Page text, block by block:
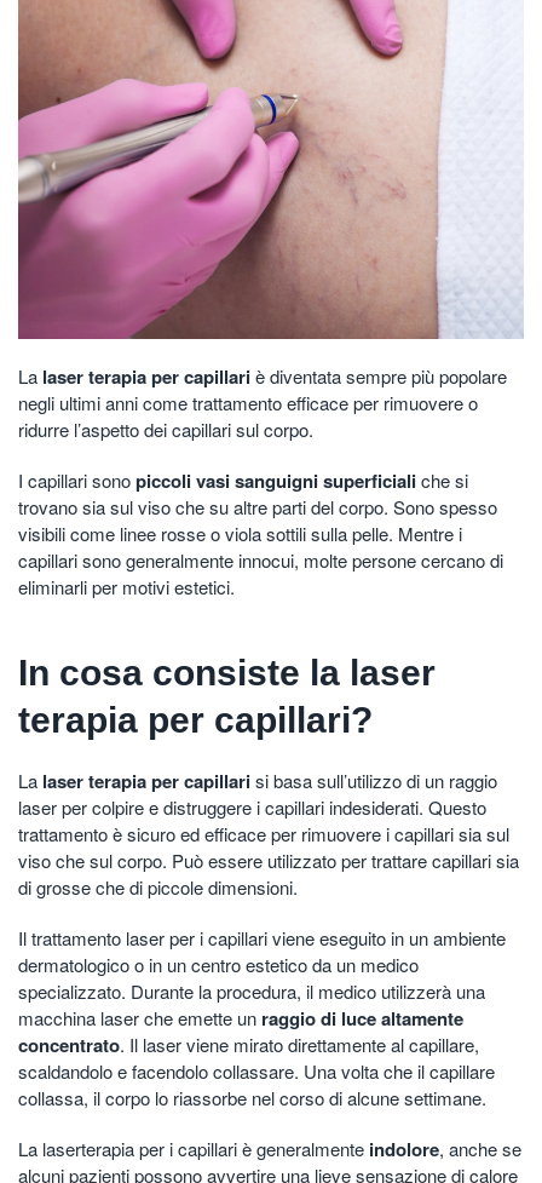
La laser terapia per capillariè diventata sempre più popolare
negli ultimi anni come trattamento efficace per rimuovere o
ridurre l’aspetto dei capillari sul corpo.
I capillari sonopiccoli vasi sanguigni superficialiche si
trovano sia sul viso che su altre parti del corpo. Sono spesso
visibili come linee rosse o viola sottili sulla pelle. Mentre i
capillari sono generalmente innocui, molte persone cercano di
eliminarli per motivi estetici.
In cosa consiste la laser
terapia per capillari?
La laser terapia per capillarisi basa sull’utilizzo di un raggio
laser per colpire e distruggere i capillari indesiderati. Questo
trattamento è sicuro ed efficace per rimuovere i capillari sia sul
viso che sul corpo. Può essere utilizzato per trattare capillari sia
di grosse che di piccole dimensioni.
Il trattamento laser per i capillari viene eseguito in un ambiente
dermatologico o in un centro estetico da un medico
specializzato. Durante la procedura, il medico utilizzerà una
macchina laser che emette un raggio di luce altamente
concentrato. Il laser viene mirato direttamente al capillare,
scaldandolo e facendolo collassare. Una volta che il capillare
collassa, il corpo lo riassorbe nel corso di alcune settimane.
La laserterapia per i capillari è generalmente indolore, anche se
alcuni pazienti possono avvertire una lieve sensazione di calore